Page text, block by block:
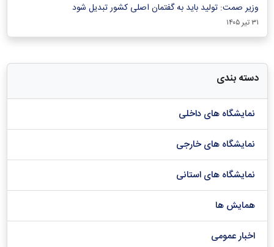
وزیر صمت: تولید باید به گفتمان اصلی کشور تبدیل شود
۳۱ تیر ۱۴۰۵
دسته بندی
نمایشگاه های داخلی
نمایشگاه های خارجی
نمایشگاه های استانی
همایش ها
اخبار عمومی